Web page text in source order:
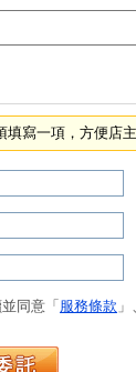
填寫一項，方便店
同意「 服務條款 」